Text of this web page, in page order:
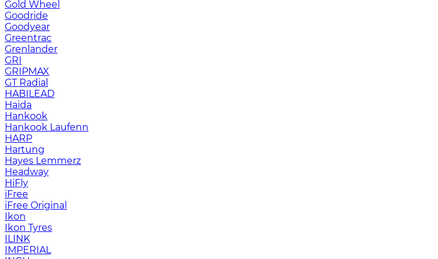
Gold Wheel
Goodride
Goodyear
Greentrac
Grenlander
GRI
GRIPMAX
GT Radial
HABILEAD
Haida
Hankook
Hankook Laufenn
HARP
Hartung
Hayes Lemmerz
Headway
HiFly
iFree
iFree Original
Ikon
Ikon Tyres
ILINK
IMPERIAL